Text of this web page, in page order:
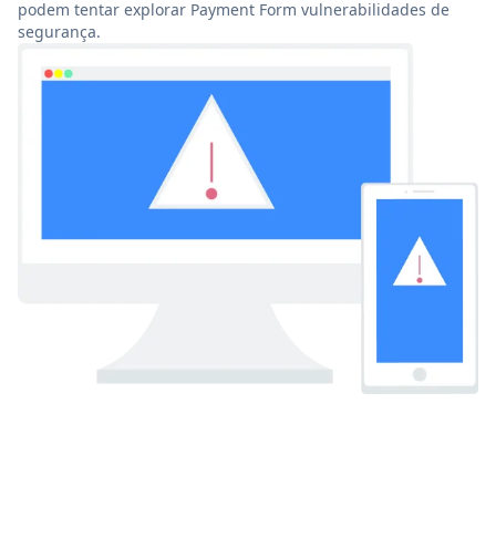
podem tentar explorar Payment Form vulnerabilidades de
segurança.